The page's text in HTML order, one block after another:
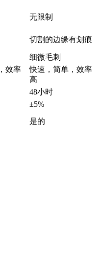
无限制
切割的边缘有划痕
细微毛刺
效率
快速，简单，效率
高
48小时
±5%
是的